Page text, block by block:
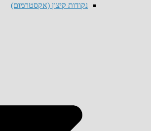
נקודות קיצון (אקסטרמום)